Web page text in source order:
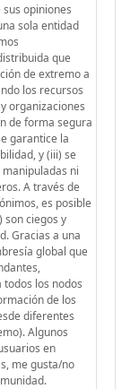
opiniones
sola entidad
que
de extremo a
los recursos
organizaciones
de forma segura
garantice la
y (iii) se
ni
A través de
es posible
son ciegos y
Gracias a una
global que
los nodos
de los
diferentes
Algunos
en
me gusta/no